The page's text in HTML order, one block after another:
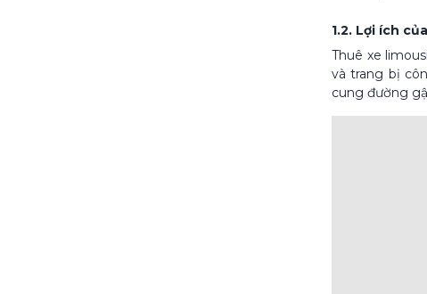
1.2. Lợi ích
Thuê xe
và trang bị
cung đường